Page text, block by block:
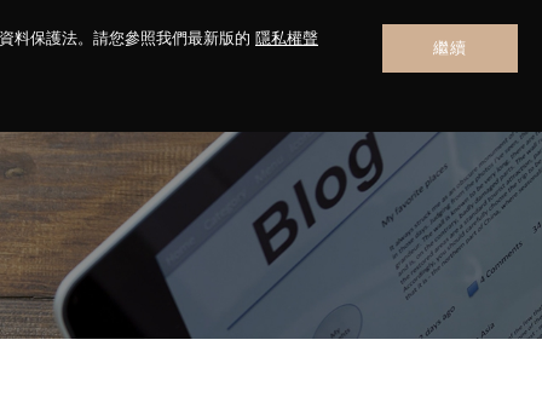
料保護法。請您參照我們最新版的 隱私權聲
繼續
聯絡我們